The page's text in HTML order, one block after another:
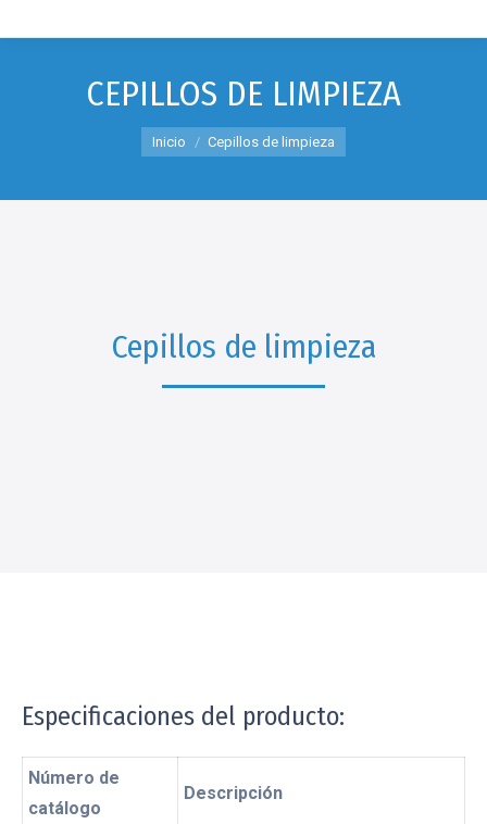
CEPILLOS DE LIMPIEZA
Estás aquí:
Inicio Cepillos de limpieza
Cepillos de limpieza
Especificaciones del producto:
Número de
catálogo
Descripción